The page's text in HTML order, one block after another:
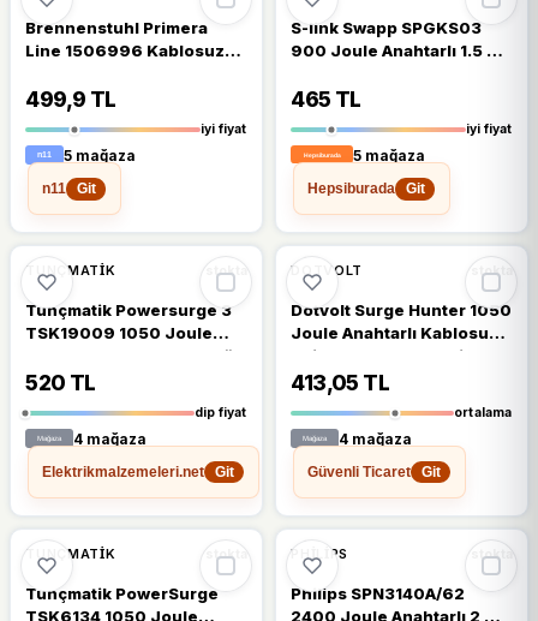
Brennenstuhl Primera
Line 1506996 Kablosuz
499,9 TL
iyi fiyat
5 mağaza
n11
Git
S-link Swapp SPGKS03
900 Joule Anahtarlı 1.5 m
465 TL
iyi fiyat
5 mağaza
Hepsiburada
Git
%23 %23 DÜŞTÜ
TUNÇMATIK stokta
Tunçmatik Powersurge 3
TSK19009 1050 Joule
Anahtarlı Beyaz 1.5 m 3'lü
Akım Korumalı Priz
520 TL
dip fiyat
4 mağaza
Elektrikmalzemeleri.net
Git
%38 %38 DÜŞTÜ
DOTVOLT stokta
Dotvolt Surge Hunter 1050
Joule Anahtarlı Kablosuz
2'li Akım Korumalı Priz
413,05 TL
ortalama
4 mağaza
Güvenli Ticaret
Git
%13
TUNÇMATIK stokta
Tunçmatik PowerSurge
TSK6134 1050 Joule
%19
PHILIPS stokta
Philips SPN3140A/62
2400 Joule Anahtarlı 2 m